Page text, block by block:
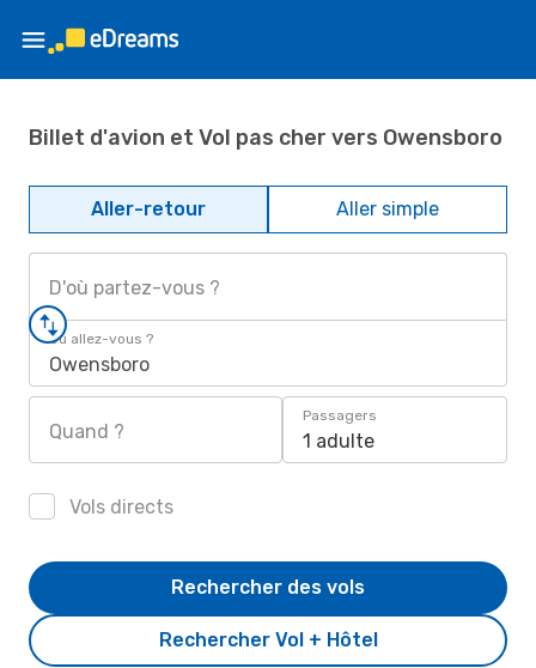
Billet d'avion et Vol pas cher vers Owensboro
Aller-retour Aller simple
D'où partez-vous ?
Où allez-vous ?
Owensboro
Quand ?
Passagers
1 adulte
Vols directs
Rechercher Vol + Hôtel
Rechercher des vols